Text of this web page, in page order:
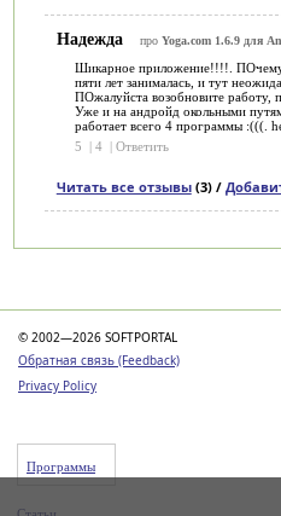
Надежда про Yoga.com 1.6.9 для
Шикарное приложение!!!!. ПОчему
пяти лет занималась, и тут
ПОжалуйста возобновите работу,
Уже и на андройд окольными
работает всего 4 программы :(((.
5
4 Ответить
Читать все отзывы(3) /
© 2002—2026 SOFTPORTAL
Обратная связь (Feedback)
Privacy Policy
Программы